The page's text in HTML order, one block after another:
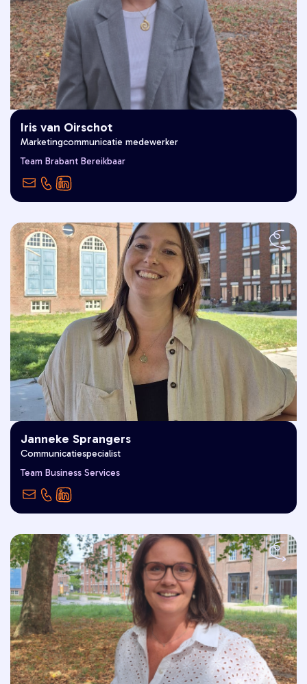
Goed Leven is voor mij, festivals,
vrienden en de ondergaande zon.”
Iris van Oirschot
Marketingcommunicatie medewerker
Team Brabant Bereikbaar
"Goed Leven is voor mij het leven
vieren met vrienden en familie."
Janneke Sprangers
Communicatiespecialist
Team Business Services